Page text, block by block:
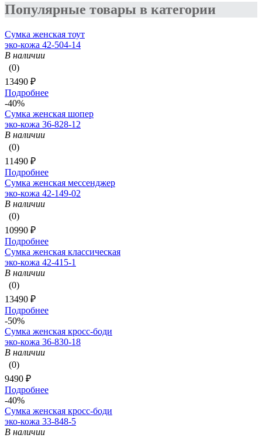
Популярные товары в категории
Сумка женская тоут
эко-кожа 42-504-14
В наличии
(0)
13490 ₽
Подробнее
-40%
Сумка женская шопер
эко-кожа 36-828-12
В наличии
(0)
11490 ₽
Подробнее
Сумка женская мессенджер
эко-кожа 42-149-02
В наличии
(0)
10990 ₽
Подробнее
Сумка женская классическая
эко-кожа 42-415-1
В наличии
(0)
13490 ₽
Подробнее
-50%
Сумка женская кросс-боди
эко-кожа 36-830-18
В наличии
(0)
9490 ₽
Подробнее
-40%
Сумка женская кросс-боди
эко-кожа 33-848-5
В наличии